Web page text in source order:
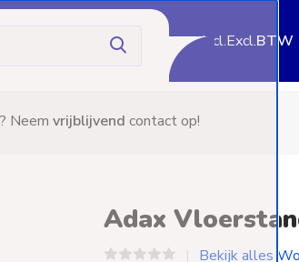
Incl.Excl.BTW
Gratis bezorgingvanaf €60,- (m.u.v.
Adax
Bekijk alles